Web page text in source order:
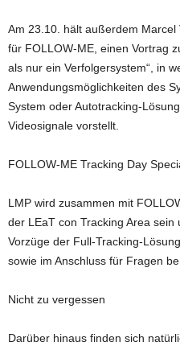
Am 23.10. hält außerdem
für FOLLOW-ME, einen Vortrag
als nur ein Verfolgersystem“, in
Anwendungsmöglichkeiten des
System oder Autotracking-
Videosignale vorstellt.
FOLLOW-ME Tracking Day
LMP wird zusammen mit
der LEaT con Tracking Area
Vorzüge der Full-Tracking-
sowie im Anschluss für Fragen
Nicht zu vergessen
Darüber hinaus finden sich